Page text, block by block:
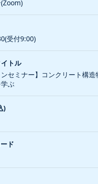
受付9:00)
ンセミナー】コンクリート構
ぶ